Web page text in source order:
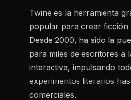
Twine es la herramienta
popular para crear ficción
Desde 2009, ha sido la
para miles de escritores a
interactiva, impulsando
experimentos literarios
comerciales.